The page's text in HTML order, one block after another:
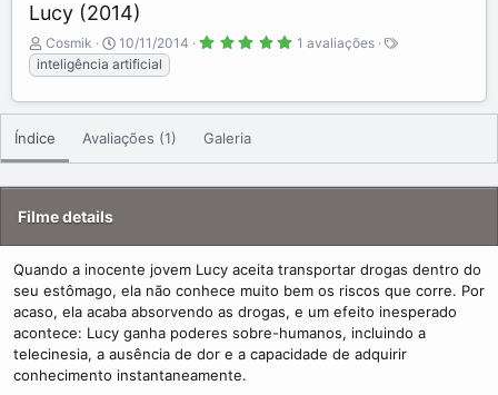
Lucy (2014)
A
d
d
e
b
y
Cosmik
C
r
e
a
e
d
a
10/11/2014
5
t
a
s
1 avaliações
T
s
inteligência artificial
Índice Avaliações (1) Galeria
Filme details
Quando a inocente jovem Lucy aceita transportar drogas dentro do
seu estômago, ela não conhece muito bem os riscos que corre. Por
acaso, ela acaba absorvendo as drogas, e um efeito inesperado
acontece: Lucy ganha poderes sobre-humanos, incluindo a
telecinesia, a ausência de dor e a capacidade de adquirir
conhecimento instantaneamente.